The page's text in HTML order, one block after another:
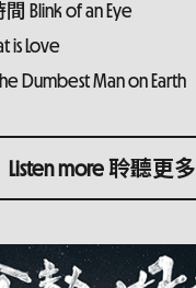
Blink of an Eye
is Love
Dumbest Man on Earth
Listen more 聆聽更多